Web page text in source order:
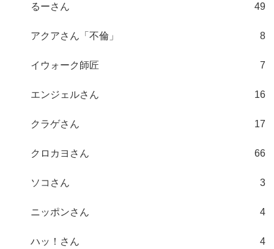
るーさん 49
アクアさん「不倫」 8
イウォーク師匠 7
エンジェルさん 16
クラゲさん 17
クロカヨさん 66
ソコさん 3
ニッポンさん 4
ハッ！さん 4